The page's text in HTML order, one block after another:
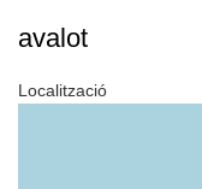
avalot
Localització